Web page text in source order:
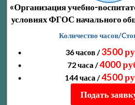
«Организация учебно-
условиях ФГОС начального
Количество часов/
36 часов /3500
72 часa /4000
144 часa /4500
Подать